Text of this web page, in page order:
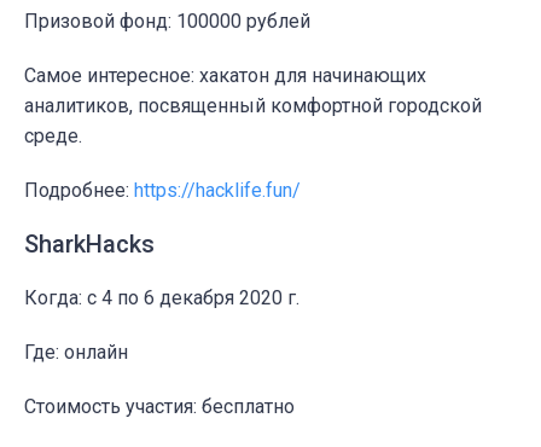
Призовой фонд: 100000 рублей
Самое интересное: хакатон для начинающих
аналитиков, посвященный комфортной городской
среде.
Подробнее: https://hacklife.fun/
SharkHacks
Когда: c 4 по 6 декабря 2020 г.
Где: онлайн
Стоимость участия: бесплатно